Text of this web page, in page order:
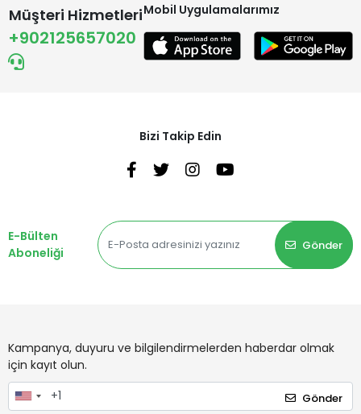
Müşteri Hizmetleri
+902125657020
Mobil Uygulamalarımız
Bizi Takip Edin
E-Bülten
Aboneliği
Gönder
Kampanya, duyuru ve bilgilendirmelerden haberdar olmak
için kayıt olun.
Gönder